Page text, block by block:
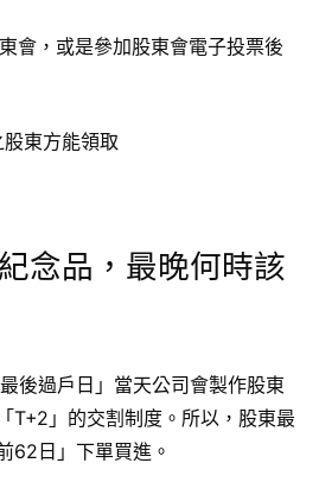
會，或是參加股東會電子投票後
東方能領取
念品，最晚何時該
後過戶日」當天公司會製作股東
T+2」的交割制度。所以，股東最
62日」下單買進。